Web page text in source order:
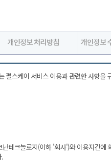
개인정보 처리방침 개인정보
펄스케이 서비스 이용과 관련한 사항을
난테크놀로지(이하 '회사')와 이용자간
.